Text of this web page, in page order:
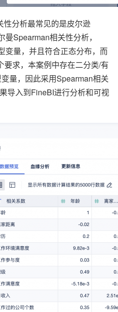
分析最常见的是皮尔逊
Spearman相关性分析，
变量，并且符合正态分布，而
求，本案例中存在二分类/有
量，因此采用Spearman相关
导入到FineBI进行分析和可视